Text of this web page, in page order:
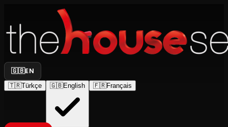
🇬🇧EN
🇹🇷Türkçe 🇬🇧English 🇫🇷Français